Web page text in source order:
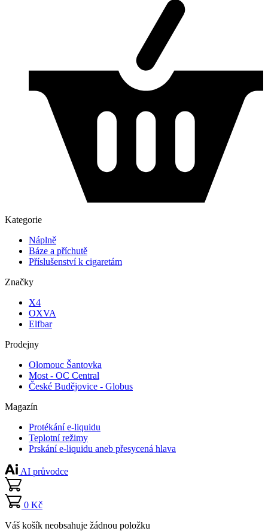
Kategorie
Náplně
Báze a příchutě
Příslušenství k cigaretám
Značky
X4
OXVA
Elfbar
Prodejny
Olomouc Šantovka
Most - OC Central
České Budějovice - Globus
Magazín
Protékání e-liquidu
Teplotní režimy
Prskání e-liquidu aneb přesycená hlava
AI průvodce
0 Kč
Váš košík neobsahuje žádnou položku